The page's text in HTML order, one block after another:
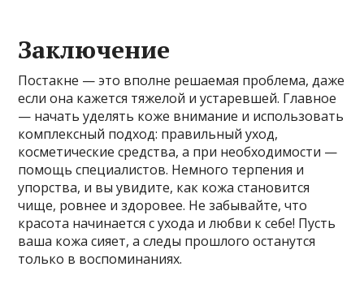
Заключение
Постакне — это вполне решаемая проблема, даже
если она кажется тяжелой и устаревшей. Главное
— начать уделять коже внимание и использовать
комплексный подход: правильный уход,
косметические средства, а при необходимости —
помощь специалистов. Немного терпения и
упорства, и вы увидите, как кожа становится
чище, ровнее и здоровее. Не забывайте, что
красота начинается с ухода и любви к себе! Пусть
ваша кожа сияет, а следы прошлого останутся
только в воспоминаниях.